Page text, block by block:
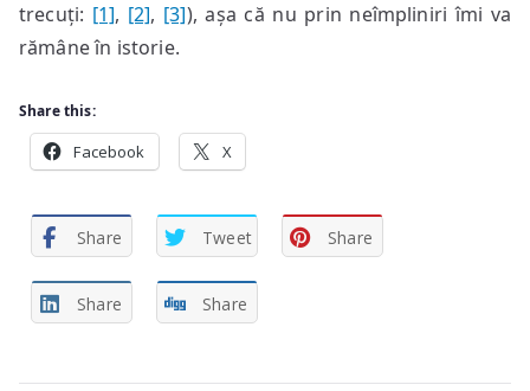
trecuți: [1], [2], [3]), așa că nu prin neîmpliniri îmi va
rămâne în istorie.
Share this:
Facebook X
Share Tweet Share
Share Share